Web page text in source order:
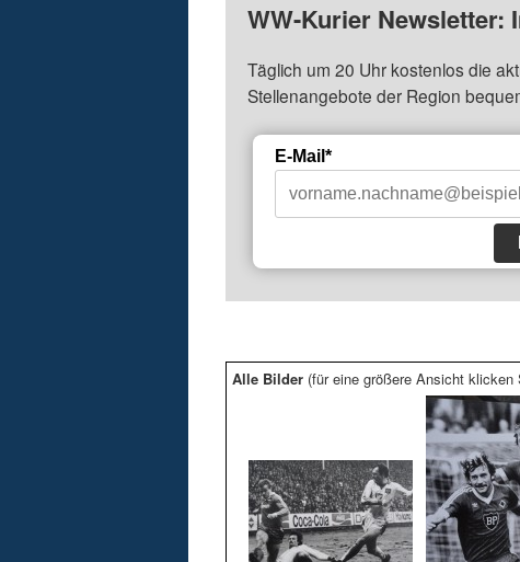
WW-Kurier
Täglich um 20 Uhr kostenlos die
Stellenangebote der Region
E-Mail*
Alle Bilder (für eine größere Ansicht